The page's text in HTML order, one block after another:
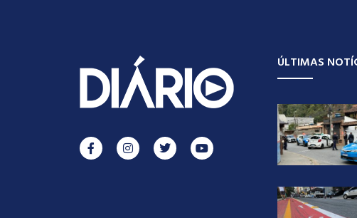
ÚLTIMAS